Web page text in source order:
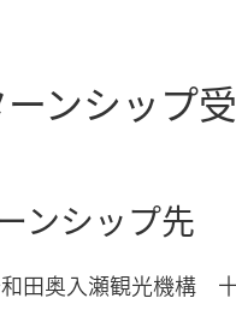
ンシップ
ンシップ先
和田奥入瀬観光機構